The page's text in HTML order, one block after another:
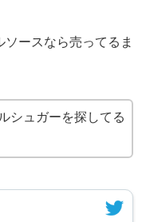
ースなら売ってるま
シュガーを探してる